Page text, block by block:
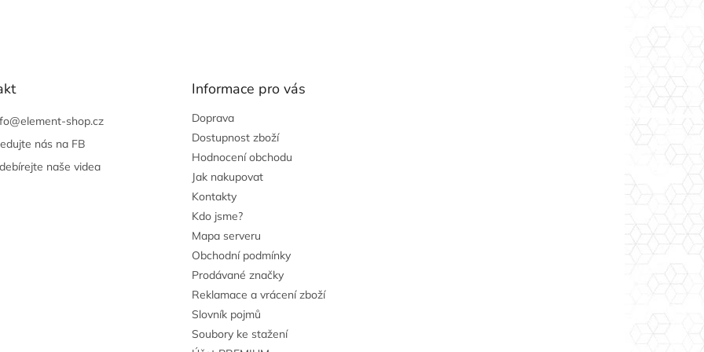
@element-shop.cz
nás na FB
naše videa
Informace pro vás
Doprava
Dostupnost zboží
Hodnocení obchodu
Jak nakupovat
Kontakty
Kdo jsme?
Mapa serveru
Obchodní podmínky
Prodávané značky
Reklamace a vrácení zboží
Slovník pojmů
Soubory ke stažení